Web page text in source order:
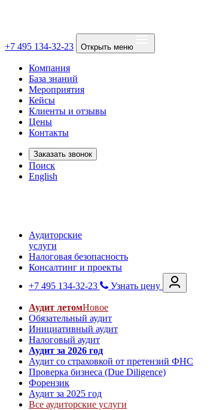
+7 495 134-32-23 Открыть меню
Компания
База знаний
Мероприятия
Кейсы
Клиенты и отзывы
Цены
Контакты
Заказать звонок
Поиск
English
Аудиторские
услуги
Налоговая безопасность
Консалтинг и проекты
+7 495 134-32-23
Узнать цену
Аудит летомНовое
Обязательный аудит
Инициативный аудит
Налоговый аудит
Аудит за 2026 год
Аудит со страховкой от претензий ФНС
Проверка бизнеса (Due Diligence)
Форензик
Аудит за 2025 год
Все аудиторские услуги